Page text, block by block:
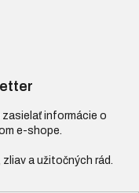
zasielať informácie o
e-shope.